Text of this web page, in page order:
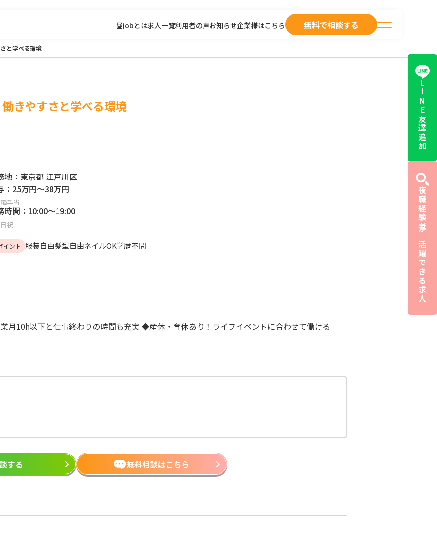
昼jobとは求人一覧利用者の声お知らせ企業様はこちら 無料で相談する
LINE友達追加
夜職経験者が活躍できる求人
と学べる環境
きやすさと学べる環境
地： 東京都 江戸川区
： 25万円～38万円
手当
時間： 10:00～19:00
祝
イント 服装自由髪型自由ネイルOK学歴不問
10h以下と仕事終わりの時間も充実 ◆産休・育休あり！ライフイベントに合わせて働ける
する 無料相談はこちら